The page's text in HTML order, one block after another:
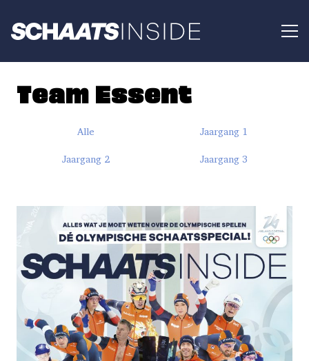
Team Essent
Alle Jaargang 1
Jaargang 2 Jaargang 3